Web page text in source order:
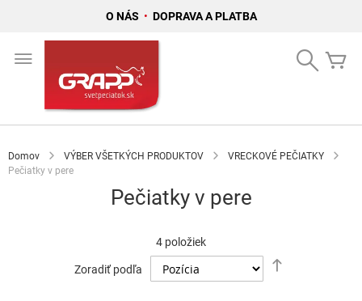
O NÁS • DOPRAVA A PLATBA
Search
Domov VÝBER VŠETKÝCH PRODUKTOV
VRECKOVÉ PEČIATKY
Pečiatky v pere
Pečiatky v pere
4 položiek
Zoradiť podľa